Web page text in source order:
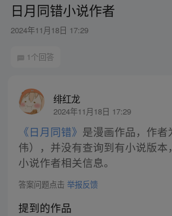
日月同错小说作者
2024年11月18日 17:29
1个回答
绯红龙
2024年11月18日 17:29
《日月同错》 是漫画作品，作者
伟），并没有查询到有小说版本
小说作者相关信息。
答案问题点击 举报反馈
提到的作品